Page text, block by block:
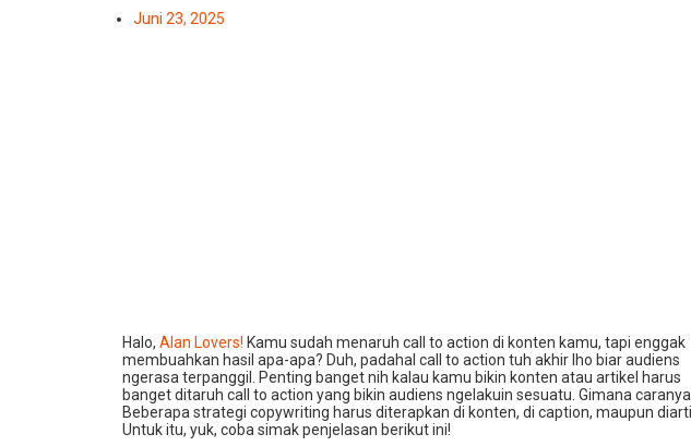
Juni 23, 2025
Halo, Alan Lovers! Kamu sudah menaruh call to action di konten kamu, tapi enggak
membuahkan hasil apa-apa? Duh, padahal call to action tuh akhir lho biar audiens
ngerasa terpanggil. Penting banget nih kalau kamu bikin konten atau artikel harus
banget ditaruh call to action yang bikin audiens ngelakuin sesuatu. Gimana
Beberapa strategi copywriting harus diterapkan di konten, di caption, maupun
Untuk itu, yuk, coba simak penjelasan berikut ini!